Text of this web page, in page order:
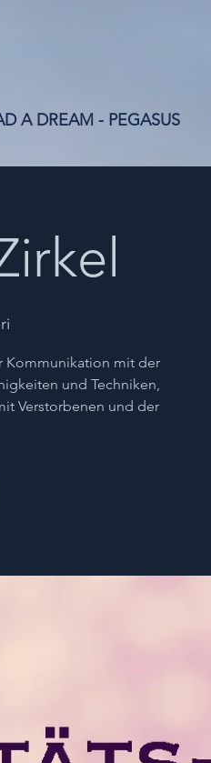
A DREAM - PEGASUS
Kommunikation mit der
und Techniken,
Verstorbenen und der